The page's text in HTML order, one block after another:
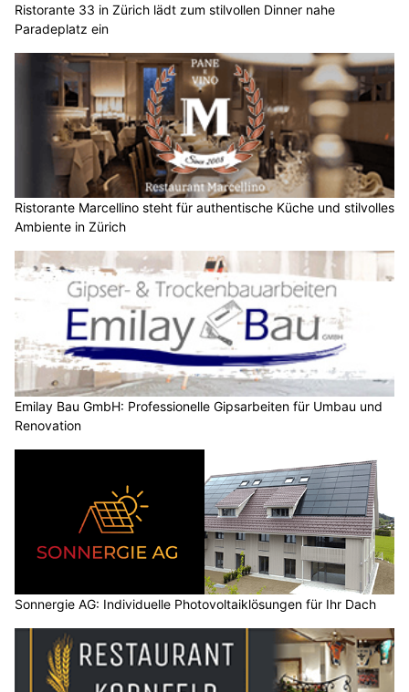
Ristorante 33 in Zürich lädt zum stilvollen Dinner nahe
Paradeplatz ein
Ristorante Marcellino steht für authentische Küche und stilvolles
Ambiente in Zürich
Emilay Bau GmbH: Professionelle Gipsarbeiten für Umbau und
Renovation
Sonnergie AG: Individuelle Photovoltaiklösungen für Ihr Dach